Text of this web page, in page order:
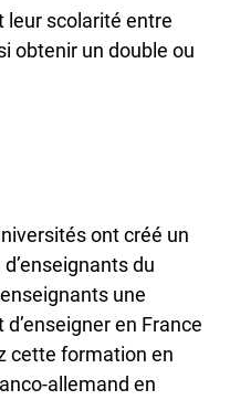
leur scolarité entre
obtenir un double ou
ont créé un
du
une
en France
cette formation en
allemand en